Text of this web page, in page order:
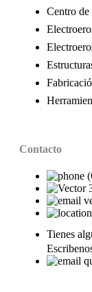
Centro de
Contacto
Tienes